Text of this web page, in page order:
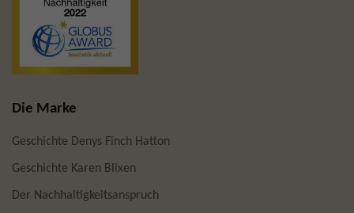
Die Marke
Geschichte Denys Finch Hatton
Geschichte Karen Blixen
Der Nachhaltigkeitsanspruch